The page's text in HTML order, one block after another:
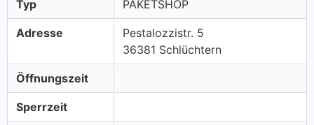
Typ PAKETSHOP
Adresse
Pestalozzistr. 5
36381 Schlüchtern
Öffnungszeit
Sperrzeit